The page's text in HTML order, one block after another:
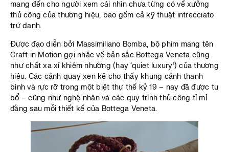
mang đến cho người xem cái nhìn chưa từng có về xưởng
thủ công của thương hiệu, bao gồm cả kỹ thuật intrecciato
trứ danh.
Được đạo diễn bởi Massimiliano Bomba, bộ phim mang tên
Craft in Motion gợi nhắc về bản sắc Bottega Veneta cũng
như chất xa xỉ khiêm nhường (hay ‘quiet luxury’) của thương
hiệu. Các cảnh quay xen kẽ cho thấy khung cảnh thanh
bình và rực rỡ trong một biệt thự thế kỷ 19 – nay đã được tu
bổ – cũng như nghệ nhân và các quy trình thủ công tỉ mỉ
đằng sau mỗi thiết kế của Bottega Veneta.